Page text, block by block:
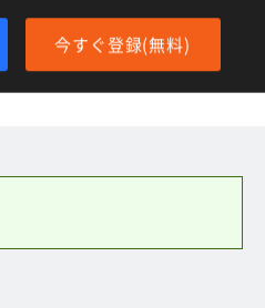
今すぐ登録(無料)